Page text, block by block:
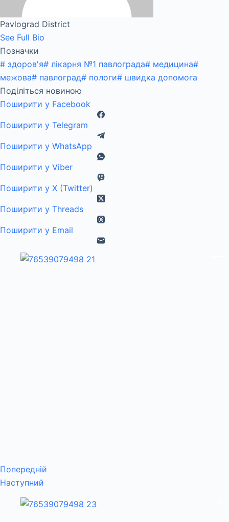
Pavlograd District
See Full Bio
Позначки
# здоров'я# лікарня №1 павлограда# медицина#
межова# павлоград# пологи# швидка допомога
Поділіться новиною
Поширити у Facebook
Поширити у Telegram
Поширити у WhatsApp
Поширити у Viber
Поширити у X (Twitter)
Поширити у Threads
Поширити у Email
Попередній
Наступний